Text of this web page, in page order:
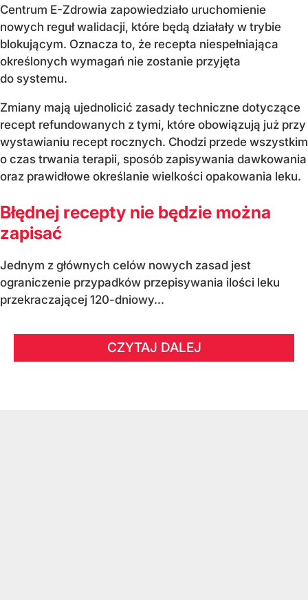
Centrum E-Zdrowia zapowiedziało uruchomienie
nowych reguł walidacji, które będą działały w trybie
blokującym. Oznacza to, że recepta niespełniająca
określonych wymagań nie zostanie przyjęta
do systemu.
Zmiany mają ujednolicić zasady techniczne dotyczące
recept refundowanych z tymi, które obowiązują już przy
wystawianiu recept rocznych. Chodzi przede wszystkim
o czas trwania terapii, sposób zapisywania dawkowania
oraz prawidłowe określanie wielkości opakowania leku.
Błędnej recepty nie będzie można
zapisać
Jednym z głównych celów nowych zasad jest
ograniczenie przypadków przepisywania ilości leku
przekraczającej 120-dniowy...
CZYTAJ DALEJ